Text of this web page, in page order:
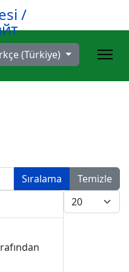
seçin(Türkiye)
Sıralama
Temizle
Göster #